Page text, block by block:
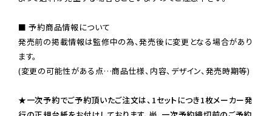
■ 予約商品情報について
発売前の掲載情報は監修中の為、発売後に変更となる場合があり
ます。
(変更の可能性がある点…商品仕様、内容、デザイン、発売時期等)
★一次予約でご予約頂いたご注文は、1セットにつき1枚メーカー発